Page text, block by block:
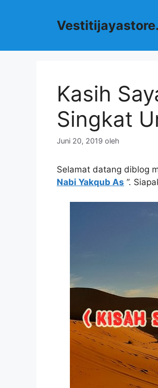
Kasih
Singkat
Juni 20, 2019 oleh
Selamat datang diblog
Nabi Yakqub As ”.